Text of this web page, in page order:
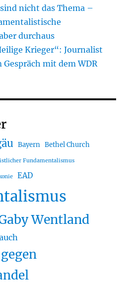
nicht das Thema –
durchaus
Krieger“: Journalist
mit dem WDR
Bayern Bethel Church
Fundamentalismus
EAD
Wentland